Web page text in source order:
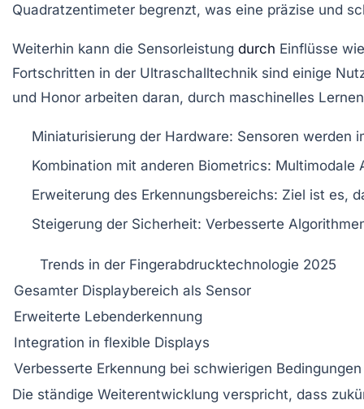
Quadratzentimeter begrenzt, was eine präzise und
Weiterhin kann die Sensorleistung durch Einflüsse
Fortschritten in der Ultraschalltechnik sind einige
und Honor arbeiten daran, durch maschinelles
Miniaturisierung der Hardware: Sensoren werden
Kombination mit anderen Biometrics: Multimodale
Erweiterung des Erkennungsbereichs: Ziel ist es,
Steigerung der Sicherheit: Verbesserte
Trends in der Fingerabdrucktechnologie 2025
Gesamter Displaybereich als Sensor
Erweiterte Lebenderkennung
Integration in flexible Displays
Verbesserte Erkennung bei schwierigen Bedingungen
Die ständige Weiterentwicklung verspricht, dass